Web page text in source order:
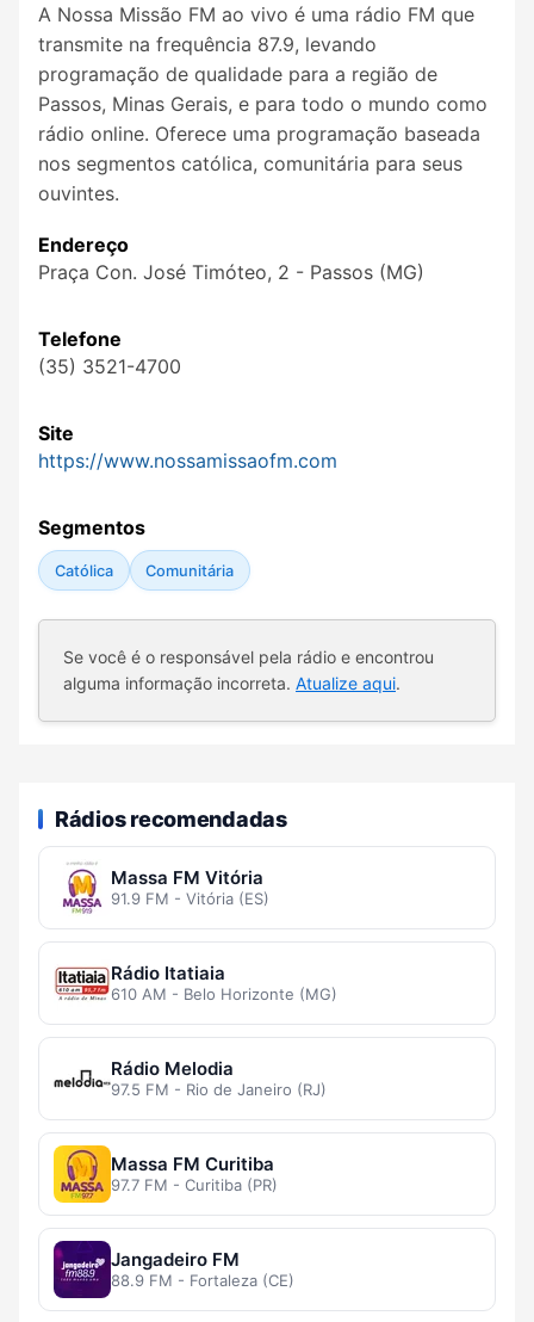
A Nossa Missão FM ao vivo é uma rádio FM que
transmite na frequência 87.9, levando
programação de qualidade para a região de
Passos, Minas Gerais, e para todo o mundo como
rádio online. Oferece uma programação baseada
nos segmentos católica, comunitária para seus
ouvintes.
Endereço
Praça Con. José Timóteo, 2 - Passos (MG)
Telefone
(35) 3521-4700
Site
https://www.nossamissaofm.com
Segmentos
Católica Comunitária
Se você é o responsável pela rádio e encontrou
alguma informação incorreta. Atualize aqui.
Rádios recomendadas
Massa FM Vitória
91.9 FM - Vitória (ES)
Rádio Itatiaia
610 AM - Belo Horizonte (MG)
Rádio Melodia
97.5 FM - Rio de Janeiro (RJ)
Massa FM Curitiba
97.7 FM - Curitiba (PR)
Jangadeiro FM
88.9 FM - Fortaleza (CE)